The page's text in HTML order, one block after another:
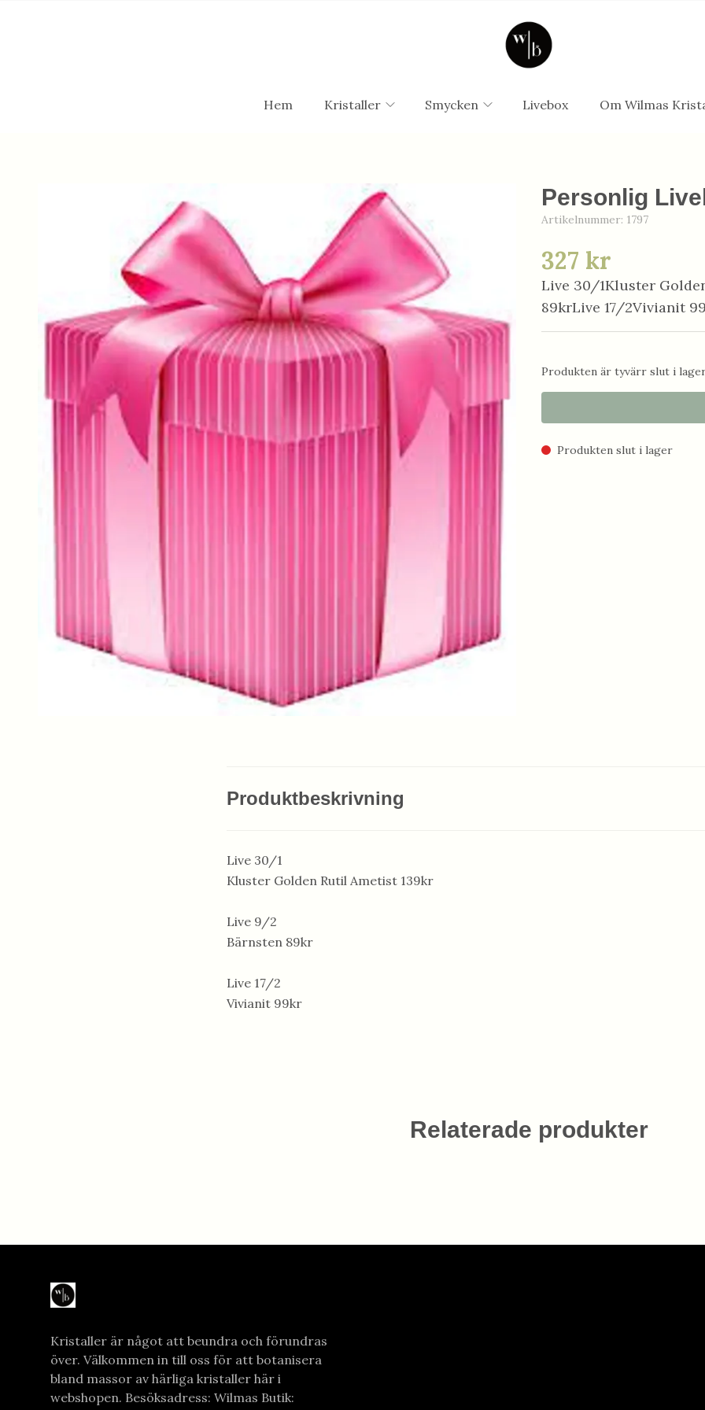
Hem Kristaller Smycken Livebox Om Wilmas
Personlig
Artikelnummer: 1797
327 kr
Live 30/1Kluster
89krLive 17/2Vivianit
Produkten är tyvärr slut i
Produkten slut i lager
Produktbeskrivning
Live 30/1
Kluster Golden Rutil Ametist 139kr
Live 9/2
Bärnsten 89kr
Live 17/2
Vivianit 99kr
Relaterade produkter
Kristaller är något att beundra och förundras
över. Välkommen in till oss för att botanisera
bland massor av härliga kristaller här i
webshopen. Besöksadress: Wilmas Butik: